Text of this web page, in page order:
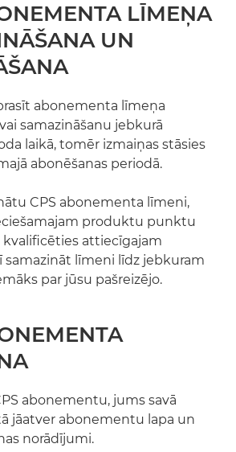
LĪMEŅA
UN
abonementa līmeņa
samazināšanu jebkurā
laikā, tomēr izmaiņas stāsies
abonēšanas periodā.
CPS abonementa līmeni,
produktu punktu
kvalificēties attiecīgajam
samazināt līmeni līdz jebkuram
par jūsu pašreizējo.
abonementu, jums savā
jāatver abonementu lapa un
norādījumi.